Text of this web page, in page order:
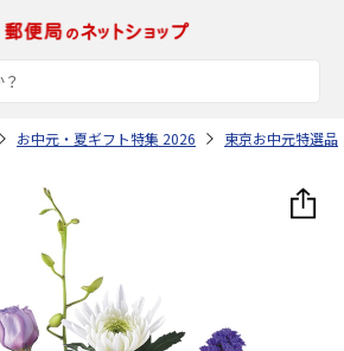
お中元・夏ギフト特集 2026 東京お中元特選品